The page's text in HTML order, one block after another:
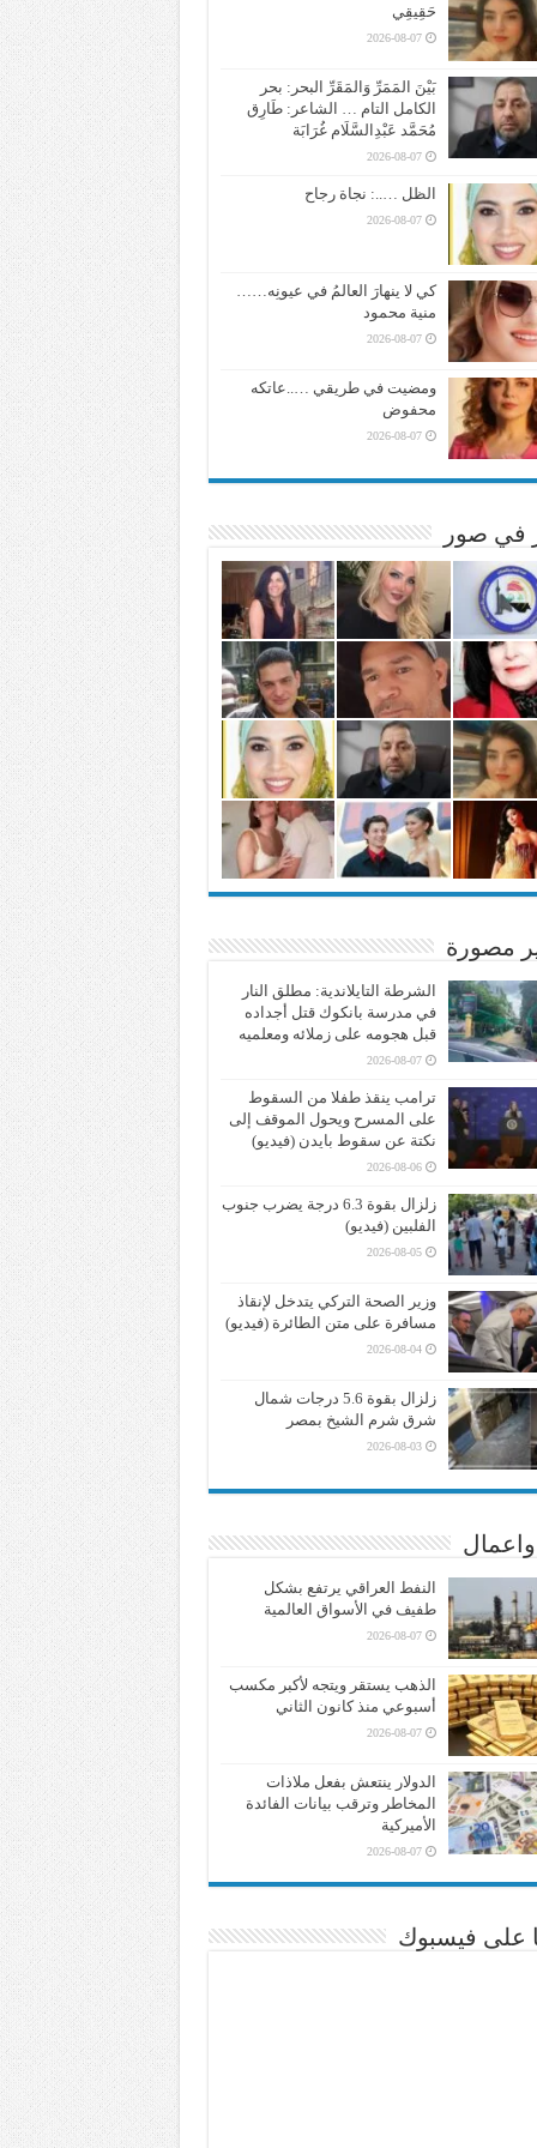
حَقِيقِي
2026-08-07
بَيْنَ المَمَرِّ وَالمَقَرِّ البحر: بحر
الكامل التام … الشاعر: طَارِق
مُحَمَّد عَبْدِالسَّلَام غُرَابَة
2026-08-07
الظل …..: نجاة رجاح
2026-08-07
كي لا ينهارَ العالمُ في عيونِه……
منية محمود
2026-08-07
ومضيت في طريقي …..عاتكه
محفوض
2026-08-07
في صور
مصورة
الشرطة التايلاندية: مطلق النار
في مدرسة بانكوك قتل أجداده
قبل هجومه على زملائه ومعلميه
2026-08-07
ترامب ينقذ طفلا من السقوط
على المسرح ويحول الموقف إلى
نكتة عن سقوط بايدن (فيديو)
2026-08-06
زلزال بقوة 6.3 درجة يضرب جنوب
الفلبين (فيديو)
2026-08-05
وزير الصحة التركي يتدخل لإنقاذ
مسافرة على متن الطائرة (فيديو)
2026-08-04
زلزال بقوة 5.6 درجات شمال
شرق شرم الشيخ بمصر
2026-08-03
النفط العراقي يرتفع بشكل
طفيف في الأسواق العالمية
2026-08-07
الذهب يستقر ويتجه لأكبر مكسب
أسبوعي منذ كانون الثاني
2026-08-07
الدولار ينتعش بفعل ملاذات
المخاطر وترقب بيانات الفائدة
الأميركية
2026-08-07
على فيسبوك